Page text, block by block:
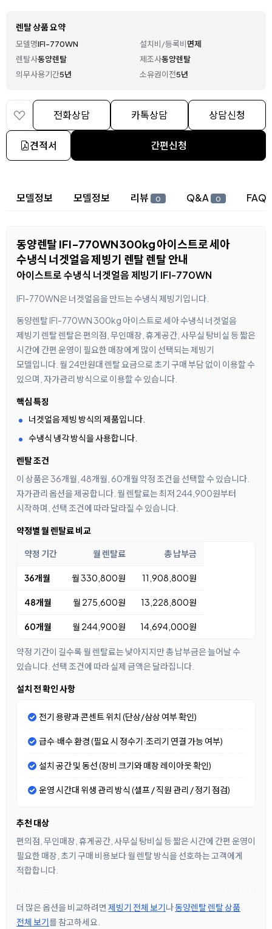
렌탈 상품 요약
모델명IFI-770WN 설치비/등록비면제
렌탈사동양렌탈 제조사동양렌탈
의무사용기간5년 소유권이전5년
전화상담 카톡상담 상담신청
견적서 간편신청
상세 정보
모델정보 모델정보 리뷰 0 Q&A 0 FAQ
동양렌탈 IFI-770WN 300kg 아이스트로 세아
수냉식 너겟얼음 제빙기 렌탈 렌탈 안내
아이스트로 수냉식 너겟얼음 제빙기 IFI-770WN
IFI-770WN은 너겟얼음을 만드는 수냉식 제빙기입니다.
동양렌탈 IFI-770WN 300kg 아이스트로 세아 수냉식 너겟얼음
제빙기 렌탈 렌탈은 편의점, 무인매장, 휴게공간, 사무실 탕비실 등 짧은
시간에 간편 운영이 필요한 매장에게 많이 선택되는 제빙기
모델입니다. 월 24만원대 렌탈 요금으로 초기 구매 부담 없이 이용할 수
있으며, 자가관리 방식으로 이용할 수 있습니다.
핵심 특징
너겟얼음 제빙 방식의 제품입니다.
수냉식 냉각 방식을 사용합니다.
렌탈 조건
이 상품은 36개월, 48개월, 60개월 약정 조건을 선택할 수 있습니다.
자가관리 옵션을 제공합니다. 월 렌탈료는 최저 244,900원부터
시작하며, 선택 조건에 따라 달라질 수 있습니다.
약정별 월 렌탈료 비교
약정 기간 월 렌탈료 총 납부금
36개월 월 330,800원 11,908,800원
48개월 월 275,600원 13,228,800원
60개월 월 244,900원 14,694,000원
약정 기간이 길수록 월 렌탈료는 낮아지지만 총 납부금은 늘어날 수
있습니다. 선택 조건에 따라 실제 금액은 달라집니다.
설치 전 확인 사항
전기 용량과 콘센트 위치 (단상/삼상 여부 확인)
급수·배수 환경 (필요 시 정수기·조리기 연결 가능 여부)
설치 공간 및 동선 (장비 크기와 매장 레이아웃 확인)
운영 시간대 위생 관리 방식 (셀프 / 직원 관리 / 정기 점검)
추천 대상
편의점, 무인매장, 휴게공간, 사무실 탕비실 등 짧은 시간에 간편 운영이
필요한 매장, 초기 구매 비용보다 월 렌탈 방식을 선호하는 고객에게
적합합니다.
더 많은 옵션을 비교하려면 제빙기 전체 보기나동양렌탈 렌탈 상품
전체 보기를 참고하세요.